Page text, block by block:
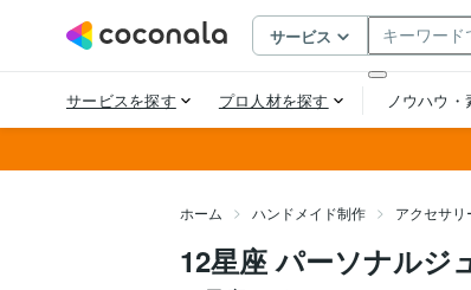
ホーム ハンドメイド制作 アクセサリ
12星座 パーソナルジ